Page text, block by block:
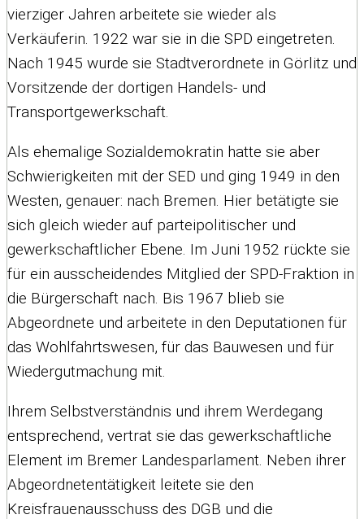
vierziger Jahren arbeitete sie wieder als
Verkäuferin. 1922 war sie in die SPD eingetreten.
Nach 1945 wurde sie Stadtverordnete in Görlitz und
Vorsitzende der dortigen Handels- und
Transportgewerkschaft.
Als ehemalige Sozialdemokratin hatte sie aber
Schwierigkeiten mit der SED und ging 1949 in den
Westen, genauer: nach Bremen. Hier betätigte sie
sich gleich wieder auf parteipolitischer und
gewerkschaftlicher Ebene. Im Juni 1952 rückte sie
für ein ausscheidendes Mitglied der SPD-Fraktion in
die Bürgerschaft nach. Bis 1967 blieb sie
Abgeordnete und arbeitete in den Deputationen für
das Wohlfahrtswesen, für das Bauwesen und für
Wiedergutmachung mit.
Ihrem Selbstverständnis und ihrem Werdegang
entsprechend, vertrat sie das gewerkschaftliche
Element im Bremer Landesparlament. Neben ihrer
Abgeordnetentätigkeit leitete sie den
Kreisfrauenausschuss des DGB und die